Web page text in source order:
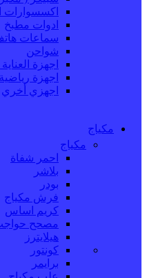
اكسسوارات
ادوات مطبخ
سماعات
شواحن
اجهزة
اجهزة رياضية
اجهزي أخري
مكياج
مكياج
احمر شفاة
بلاشر
بودر
فرش مكياج
كريم اساس
مصحح
هيلايترز
كونتور
برايمر